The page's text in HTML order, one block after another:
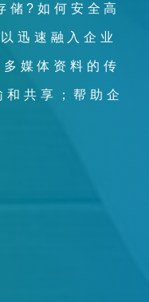
储?如何安全高
迅速融入企业
媒体资料的传
共享；帮助企
服务的领域中
提升服务。